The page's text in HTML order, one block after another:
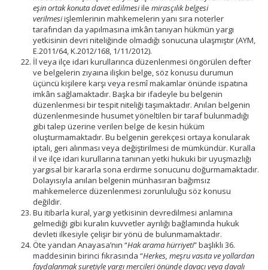
eşin ortak konuta davet edilmesiile mirasçılık belgesi
verilmesiişlemlerinin mahkemelerin yanı sıra noterler
tarafından da yapılmasına imkân tanıyan hükmün yargı
yetkisinin devri niteliğinde olmadığı sonucuna ulaşmıştır (AYM,
E.2011/64, K.2012/168, 1/11/2012).
İl veya ilçe idari kurullarınca düzenlenmesi öngörülen defter
ve belgelerin zıyaına ilişkin belge, söz konusu durumun
üçüncü kişilere karşı veya resmî makamlar önünde ispatına
imkân sağlamaktadır. Başka bir ifadeyle bu belgenin
düzenlenmesi bir tespit niteliği taşımaktadır. Anılan belgenin
düzenlenmesinde husumet yöneltilen bir taraf bulunmadığı
gibi talep üzerine verilen belge de kesin hüküm
oluşturmamaktadır. Bu belgenin gerekçesi ortaya konularak
iptali, geri alınması veya değiştirilmesi de mümkündür. Kuralla
il ve ilçe idari kurullarına tanınan yetki hukuki bir uyuşmazlığı
yargısal bir kararla sona erdirme sonucunu doğurmamaktadır.
Dolayısıyla anılan belgenin münhasıran bağımsız
mahkemelerce düzenlenmesi zorunluluğu söz konusu
değildir.
Bu itibarla kural, yargı yetkisinin devredilmesi anlamına
gelmediği gibi kuralın kuvvetler ayrılığı bağlamında hukuk
devleti ilkesiyle çelişir bir yönü de bulunmamaktadır.
Öte yandan Anayasa’nın “Hak arama hürriyeti” başlıklı 36.
maddesinin birinci fıkrasında “Herkes, meşru vasıta ve yollardan
faydalanmak suretiyle yargı mercileri önünde davacı veya davalı